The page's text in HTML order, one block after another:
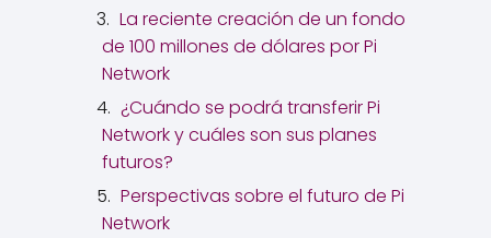
La reciente creación de un fondo
de 100 millones de dólares por Pi
Network
¿Cuándo se podrá transferir Pi
Network y cuáles son sus planes
futuros?
Perspectivas sobre el futuro de Pi
Network